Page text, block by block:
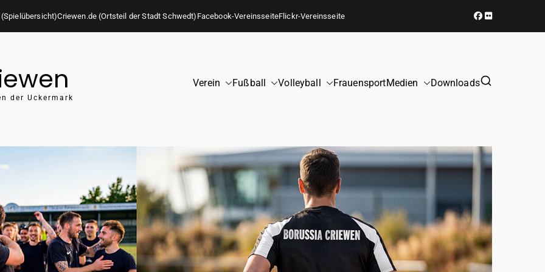
Criewen.de (Ortsteil der Stadt Schwedt) Facebook-VereinsseiteFlickr-Vereinsseite
der Uckermark
Verein Fußball Volleyball FrauensportMedien Downloads